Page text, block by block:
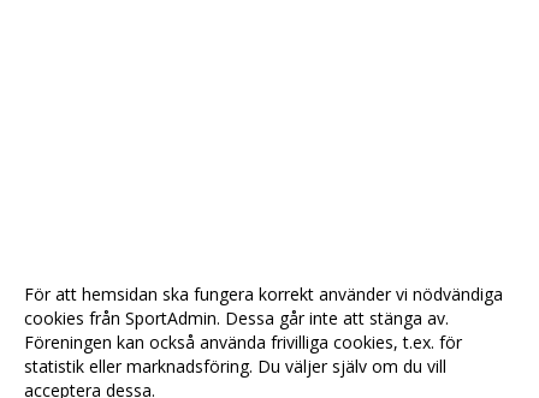
För att hemsidan ska fungera korrekt använder vi nödvändiga
cookies från SportAdmin. Dessa går inte att stänga av.
Föreningen kan också använda frivilliga cookies, t.ex. för
statistik eller marknadsföring. Du väljer själv om du vill
acceptera dessa.